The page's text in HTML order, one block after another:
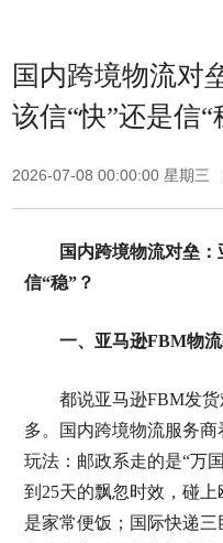
国内跨境物流对
该信“快”还是信“
2026-07-08 00:00:00 星期三
国内跨境物流对垒
信“稳”？
一、亚马逊FBM物
都说亚马逊FBM发
多。国内跨境物流服务
玩法：邮政系走的是“万
到25天的飘忽时效，碰
是家常便饭；国际快递三